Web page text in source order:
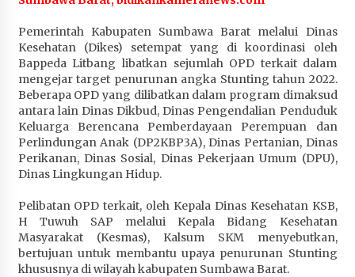
4 minggu ago
Wabup Ansori Apresiasi Rekomendasi dan
Pandangan Fraksi – Fraksi DPRD Sumbawa
4 minggu ago
Bupati Sumbawa Lepas 487 Atlet dari Berbagai
Cabor yang Akan Berjuang pada PORPROV XII
NTB 2026
4 minggu ago
BAZNAS Kabupaten Sumbawa Salurkan Bantuan
Program 100 Mustahik Per Desa di Desa Teluk
Santong
4 minggu ago
Pemerintah Kabupaten Sumbawa Barat melalui Dinas
Kesehatan (Dikes) setempat yang di koordinasi oleh
Bappeda Litbang libatkan sejumlah OPD terkait dalam
mengejar target penurunan angka Stunting tahun 2022.
Beberapa OPD yang dilibatkan dalam program dimaksud
antara lain Dinas Dikbud, Dinas Pengendalian Penduduk
Keluarga Berencana Pemberdayaan Perempuan dan
Perlindungan Anak (DP2KBP3A), Dinas Pertanian, Dinas
Perikanan, Dinas Sosial, Dinas Pekerjaan Umum (DPU),
Dinas Lingkungan Hidup.
Pelibatan OPD terkait, oleh Kepala Dinas Kesehatan KSB,
H Tuwuh SAP melalui Kepala Bidang Kesehatan
Masyarakat (Kesmas), Kalsum SKM menyebutkan,
bertujuan untuk membantu upaya penurunan Stunting
khususnya di wilayah kabupaten Sumbawa Barat.